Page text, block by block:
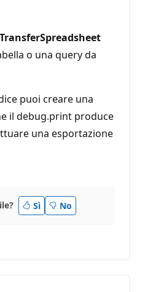
TransferSpreadsheet
o una query da
puoi creare una
il debug.print produce
una esportazione
Sì No